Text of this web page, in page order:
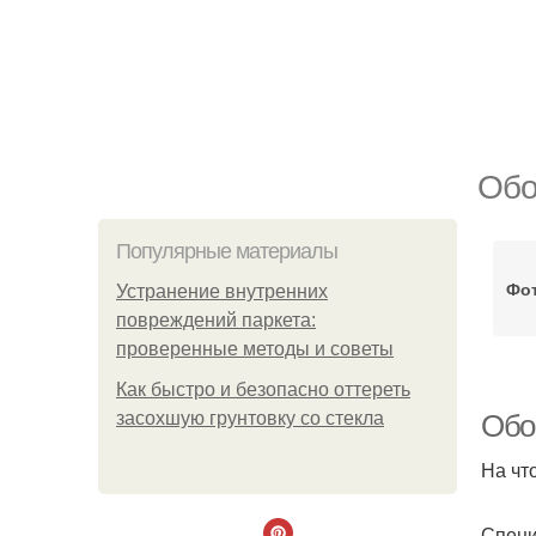
Популярные материалы
Устранение внутренних
повреждений паркета:
проверенные методы и советы
Как быстро и безопасно оттереть
засохшую грунтовку со стекла
На